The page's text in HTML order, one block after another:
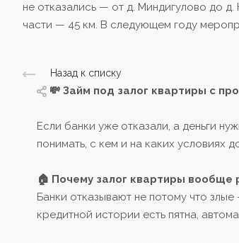
не отказались — от д. Миндигулово до
части — 45 км. В следующем году
Назад к списку
💸 Займ под залог квартиры с
Если банки уже отказали, а деньги
понимать, с кем и на каких условиях
🏠 Почему залог квартиры вообще
Банки отказывают не потому что
кредитной истории есть пятна,